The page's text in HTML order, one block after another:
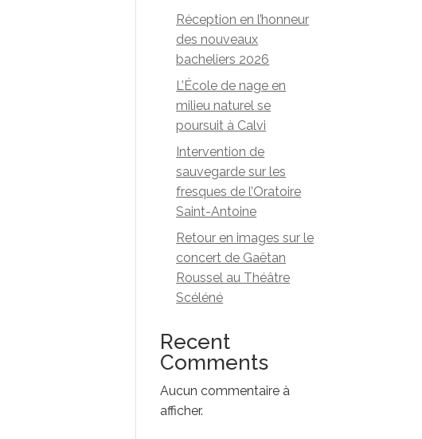
Réception en l’honneur
des nouveaux
bacheliers 2026
L’École de nage en
milieu naturel se
poursuit à Calvi
Intervention de
sauvegarde sur les
fresques de l’Oratoire
Saint-Antoine
Retour en images sur le
concert de Gaëtan
Roussel au Théâtre
Scéléné
Recent
Comments
Aucun commentaire à
afficher.